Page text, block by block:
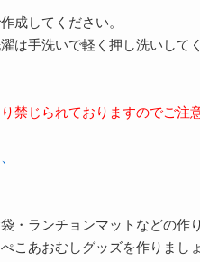
成してください。
は手洗いで軽く押し洗いしてく
じられておりますのでご注意
・ランチョンマットなどの作
こあおむしグッズを作りまし